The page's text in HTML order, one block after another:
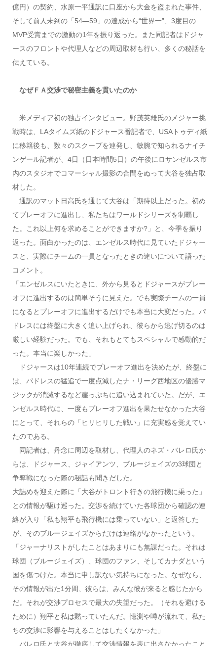
億円）の契約、水原一平通訳に口座から大金を盗まれた事件、
そして前人未到の「54―59」の達成から“世界一”、3度目の
MVP受賞までの激動の1年を振り返った。また同記者はドジャ
ースのフロントや代理人などの周辺取材も行い、多くの秘話を
伝えている。
なぜＦＡ交渉で秘密主義を貫いたのか
米メディア初の独占インタビュー。野茂英雄氏のメジャー挑
戦時は、LAタイムズ紙のドジャース番記者で、USAトゥディ紙
に移籍後も、数々のスクープを連発し、敏腕で知られるナイチ
ンゲール記者が、4日（日本時間5日）の午後にロサンゼルス市
内のスタジオでコマーシャル撮影の合間をぬって大谷を独占取
材した。
通訳のマット日高氏を通じて大谷は「期待以上だった。初め
てプレーオフに進出し、私たちはワールドシリーズを制覇し
た。これ以上何を求めることができますか?」と、今季を振り
返った。面白かったのは、エンゼルス時代に見ていたドジャー
スと、実際にチームの一員となったときの違いについて語った
コメント。
「エンゼルスにいたときに、外から見るとドジャースがプレー
オフに進出するのは簡単そうに見えた。でも実際チームの一員
になるとプレーオフに進出するだけでも本当に大変だった。パ
ドレスには終盤に大きく追い上げられ、彼らから逃げ切るのは
厳しい経験だった。でも、それもとてもスペシャルで感動的だ
った。本当に楽しかった」
ドジャースは10年連続でプレーオフ進出を決めたが、終盤に
は、パドレスの猛追で一度点滅したナ・リーグ西地区の優勝マ
ジックが消滅するなど崖っぷちに追い込まれていた。だが、エ
ンゼルス時代に、一度もプレーオフ進出を果たせなかった大谷
にとって、それらの「ヒリヒリした戦い」に充実感を覚えてい
たのである。
同記者は、丹念に周辺を取材し、代理人のネズ・バレロ氏か
らは、ドジャース、ジャイアンツ、ブルージェイズの3球団と
争奪戦になった際の秘話も聞きだした。
大詰めを迎えた際に「大谷がトロント行きの飛行機に乗った」
との情報が駆け巡った。交渉を続けていた各球団から確認の連
絡が入り「私も翔平も飛行機には乗っていない」と返答した
が、そのブルージェイズからだけは連絡がなかったという。
「ジャーナリストがしたことはあまりにも無謀だった。それは
球団（ブルージェイズ）、球団のファン、そしてカナダという
国を傷つけた。本当に申し訳ない気持ちになった。なぜなら、
その情報が出た1分間、彼らは、みんな彼が来ると感じたから
だ。それが交渉プロセスで最大の失望だった。（それを避ける
ために）翔平と私は黙っていたんだ。憶測や噂が流れて、私た
ちの交渉に影響を与えることはしたくなかった」
バレロ氏と大谷が徹底して交渉情報を表に出さなかったこと